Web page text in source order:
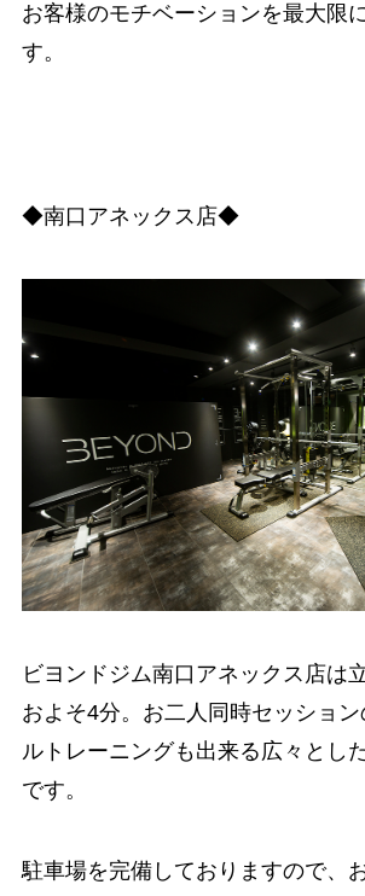
お客様のモチベーションを最大限
す。
◆南口アネックス店◆
ビヨンドジム南口アネックス店は
およそ4分。お二人同時セッショ
ルトレーニングも出来る広々とし
です。
駐車場を完備しておりますので、